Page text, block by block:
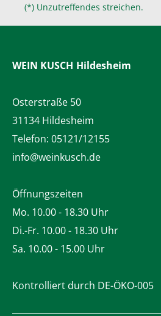
(*) Unzutreffendes streichen.
WEIN KUSCH Hildesheim
Osterstraße 50
31134 Hildesheim
Telefon: 05121/12155
info@weinkusch.de
Öffnungszeiten
Mo. 10.00 - 18.30 Uhr
Di.-Fr. 10.00 - 18.30 Uhr
Sa. 10.00 - 15.00 Uhr
Kontrolliert durch DE-ÖKO-005